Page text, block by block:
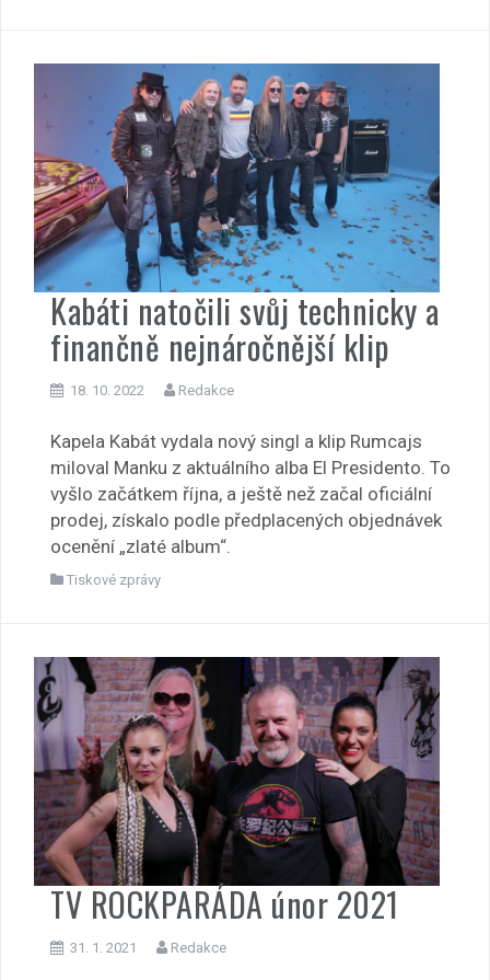
Kabáti natočili svůj technicky a
finančně nejnáročnější klip
18. 10. 2022 Redakce
Kapela Kabát vydala nový singl a klip Rumcajs
miloval Manku z aktuálního alba El Presidento. To
vyšlo začátkem října, a ještě než začal oficiální
prodej, získalo podle předplacených objednávek
ocenění „zlaté album“.
Tiskové zprávy
TV ROCKPARÁDA únor 2021
31. 1. 2021 Redakce